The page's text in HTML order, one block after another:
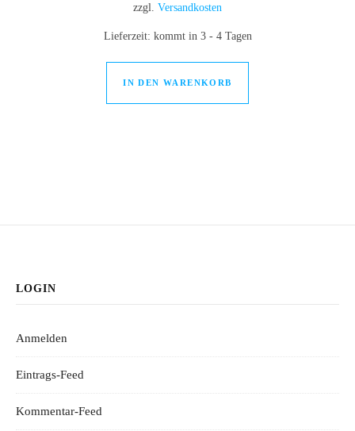
zzgl. Versandkosten
Lieferzeit: kommt in 3 - 4 Tagen
IN DEN WARENKORB
LOGIN
Anmelden
Eintrags-Feed
Kommentar-Feed